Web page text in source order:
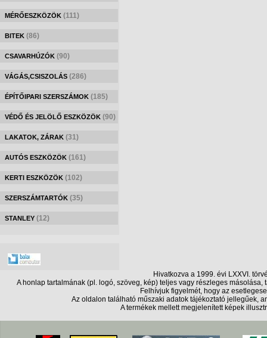
MÉRŐESZKÖZÖK (111)
BITEK (86)
CSAVARHÚZÓK (90)
VÁGÁS,CSISZOLÁS (286)
ÉPÍTŐIPARI SZERSZÁMOK (185)
VÉDŐ ÉS JELÖLŐ ESZKÖZÖK (90)
LAKATOK, ZÁRAK (31)
AUTÓS ESZKÖZÖK (161)
KERTI ESZKÖZÖK (102)
SZERSZÁMTARTÓK (35)
STANLEY (12)
Hivatkozva a 1999. évi LXXVI.
A honlap tartalmának (pl. logó, szöveg, kép) teljes vagy részleges
Felhívjuk figyelmét, hogy az
Az oldalon található műszaki adatok tájékoztató jellegűek,
A termékek mellett megjelenített képek